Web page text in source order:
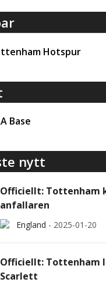
Hotspur
Base
nytt
Officiellt: Tottenham
anfallaren
England - 2025-01-20
Officiellt: Tottenham
Scarlett